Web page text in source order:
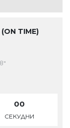
(ON TIME)
00
СЕКУДНИ